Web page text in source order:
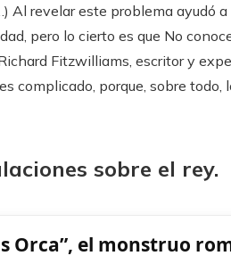
Al revelar este problema ayudó
pero lo cierto es que No
Fitzwilliams, escritor y
complicado, porque, sobre
sobre el rey.
Orca”, el monstruo